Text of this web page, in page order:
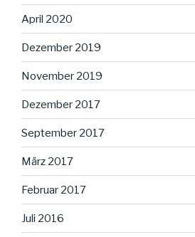
April 2020
Dezember 2019
November 2019
Dezember 2017
September 2017
März 2017
Februar 2017
Juli 2016